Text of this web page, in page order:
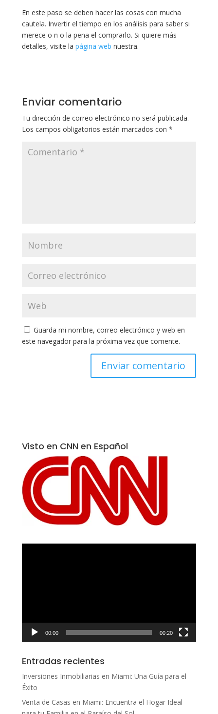
En este paso se deben hacer las cosas con mucha
cautela. Invertir el tiempo en los análisis para saber si
merece o n o la pena el comprarlo. Si quiere más
detalles, visite la página web nuestra.
Enviar comentario
Tu dirección de correo electrónico no será publicada.
Los campos obligatorios están marcados con *
Guarda mi nombre, correo electrónico y web en
este navegador para la próxima vez que comente.
Visto en CNN en Español
00:00 00:20
Entradas recientes
Inversiones Inmobiliarias en Miami: Una Guía para el
Éxito
Venta de Casas en Miami: Encuentra el Hogar Ideal